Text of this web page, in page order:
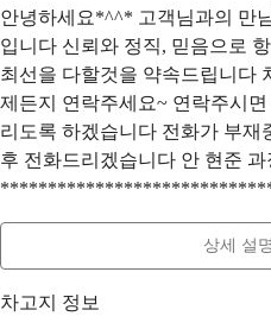
안녕하세요*^^* 고객님과의 만
입니다 신뢰와 정직, 믿음으로
최선을 다할것을 약속드립니다
제든지 연락주세요~ 연락주시
리도록 하겠습니다 전화가 부재
후 전화드리겠습니다 안 현준 과
상세 설
차고지 정보